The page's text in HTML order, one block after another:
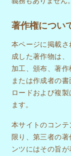
著作権につい
本ページに掲載
成した著作物は、
加工、頒布、著
または作成者の
ロードおよび複
ます。
本サイトのコン
限り、第三者の
ンツにはその旨